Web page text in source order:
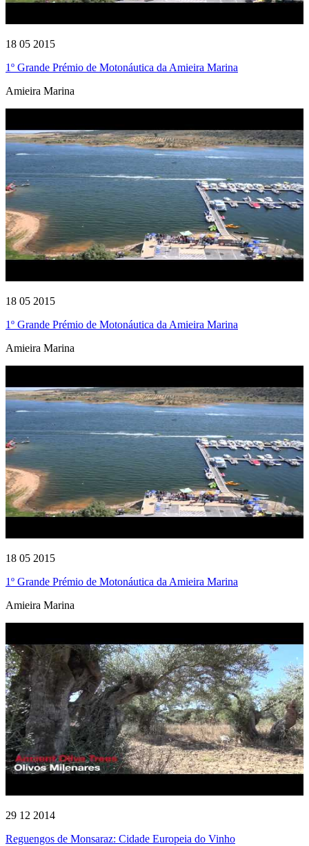
18 05 2015
1º Grande Prémio de Motonáutica da Amieira Marina
Amieira Marina
18 05 2015
1º Grande Prémio de Motonáutica da Amieira Marina
Amieira Marina
18 05 2015
1º Grande Prémio de Motonáutica da Amieira Marina
Amieira Marina
29 12 2014
Reguengos de Monsaraz: Cidade Europeia do Vinho